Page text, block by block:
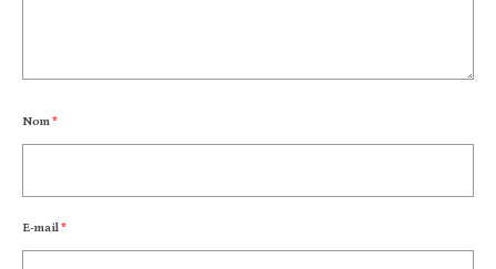
Nom*
E-mail*